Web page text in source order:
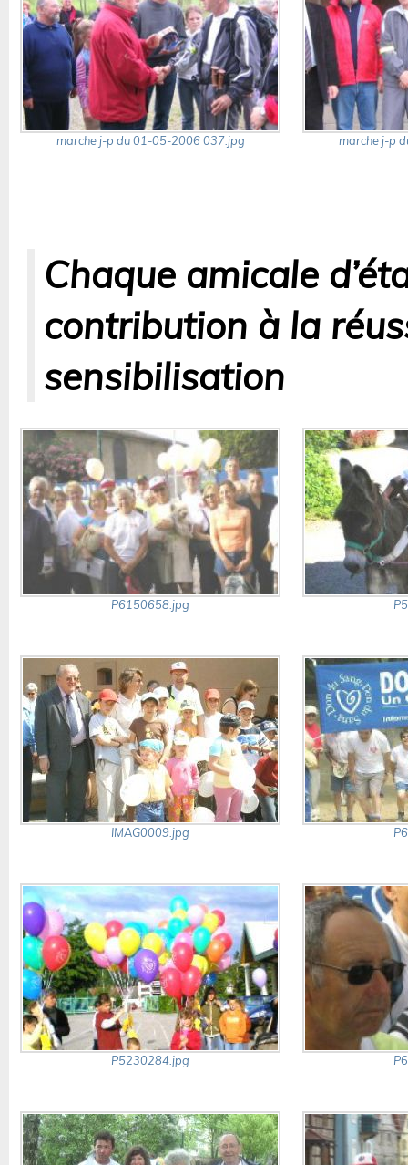
marche j-p du 01-05-2006 037.jpg marche j-p
Chaque amicale
contribution à la
sensibilisation
P6150658.jpg
IMAG0009.jpg
P5230284.jpg